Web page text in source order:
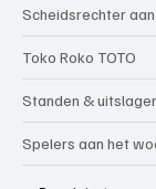
Scheidsrechter
Toko Roko TOTO
Standen &
Spelers aan het